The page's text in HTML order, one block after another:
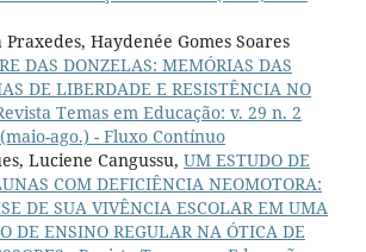
Haydenée Gomes Soares
DAS DONZELAS: MEMÓRIAS DAS
DE LIBERDADE E RESISTÊNCIA NO
Temas em Educação: v. 29 n. 2
ago.) - Fluxo Contínuo
Luciene Cangussu, UM ESTUDO DE
COM DEFICIÊNCIA NEOMOTORA:
DE SUA VIVÊNCIA ESCOLAR EM UMA
DE ENSINO REGULAR NA ÓTICA DE